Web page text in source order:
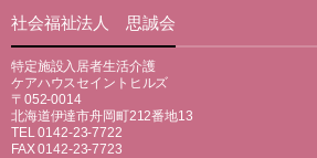
社会福祉法人 思誠会
特定施設入居者生活介護
ケアハウスセイントヒルズ
〒052-0014
北海道伊達市舟岡町212番地13
TEL 0142-23-7722
FAX 0142-23-7723